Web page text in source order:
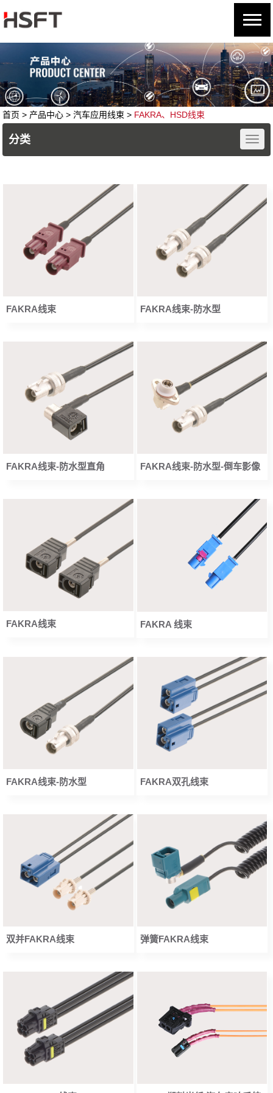
首页 > 产品中心 >汽车应用线束 > FAKRA、HSD线束
分类
FAKRA线束 FAKRA线束-防水型
FAKRA线束-防水型直角 FAKRA线束-防水型-倒车影像
FAKRA线束 FAKRA 线束
FAKRA线束-防水型 FAKRA双孔线束
双并FAKRA线束 弹簧FAKRA线束